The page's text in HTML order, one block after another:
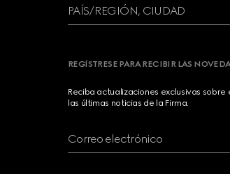
PAÍS/REGIÓN, CIUDAD
REGÍSTRESE PARA RECIBIR LAS
Reciba actualizaciones exclusivas
las últimas noticias de la Firma.
Correo electrónico